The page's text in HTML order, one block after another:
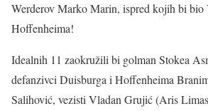
Werderov Marko Marin, ispred kojih bi bio
Hoffenheima!
Idealnih 11 zaokružili bi golman Stokea
defanzivci Duisburga i Hoffenheima
Salihović, vezisti Vladan Grujić (Aris